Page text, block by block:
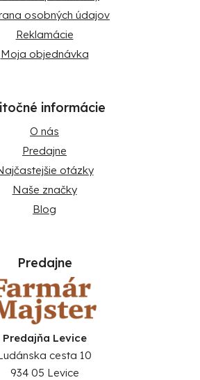
osobných údajov
Reklamácie
Moja objednávka
informácie
O nás
Predajne
otázky
Naše značky
Blog
Predajne
Predajňa Levice
cesta 10
934 05 Levice